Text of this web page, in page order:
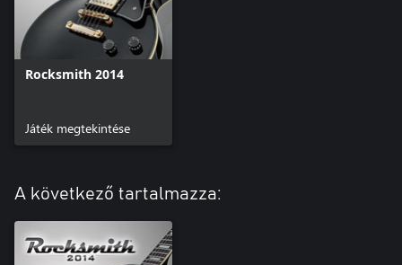
Rocksmith 2014
Játék megtekintése
A következő tartalmazza: